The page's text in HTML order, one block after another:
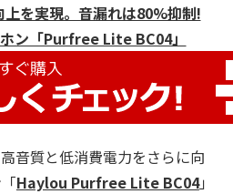
を実現。音漏れは80%抑制!
ン「Purfree Lite BC04」
音質と低消費電力をさらに向
Haylou Purfree Lite BC04」